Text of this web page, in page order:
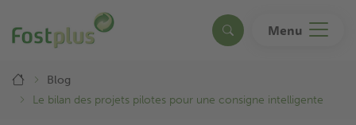
au
contenu
Search Menu
Breadcrumb
Blog
Le bilan des projets pilotes pour une consigne intelligente